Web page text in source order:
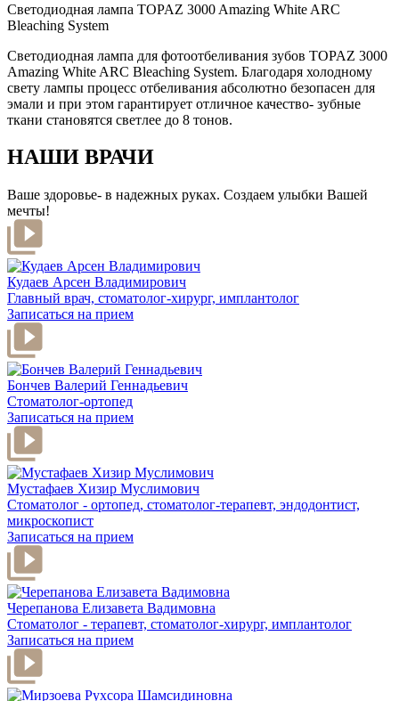
Светодиодная лампа TOPAZ 3000 Amazing White ARC
Bleaching System
Светодиодная лампа для фотоотбеливания зубов TOPAZ 3000
Amazing White ARC Bleaching System. Благодаря холодному
свету лампы процесс отбеливания абсолютно безопасен для
эмали и при этом гарантирует отличное качество- зубные
ткани становятся светлее до 8 тонов.
НАШИ ВРАЧИ
Ваше здоровье- в надежных руках. Создаем улыбки Вашей
мечты!
Кудаев Арсен Владимирович
Главный врач, стоматолог-хирург, имплантолог
Записаться на прием
Бончев Валерий Геннадьевич
Стоматолог-ортопед
Записаться на прием
Мустафаев Хизир Муслимович
Стоматолог - ортопед, стоматолог-терапевт, эндодонтист,
микроскопист
Записаться на прием
Черепанова Елизавета Вадимовна
Стоматолог - терапевт, стоматолог-хирург, имплантолог
Записаться на прием